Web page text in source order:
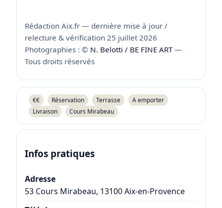
Rédaction Aix.fr — dernière mise à jour /
relecture & vérification 25 juillet 2026
Photographies : © N. Belotti / BE FINE ART—
Tous droits réservés
€€ Réservation Terrasse
A emporter
Livraison
Cours Mirabeau
Infos pratiques
Adresse
53 Cours Mirabeau, 13100Aix-en-Provence